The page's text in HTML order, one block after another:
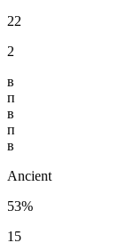
22
2
в
п
в
п
в
Ancient
53%
15